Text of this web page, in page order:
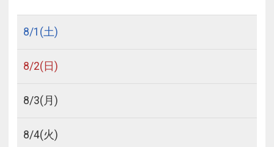
8/1 (土)
8/2(日)
8/3(月)
8/4(火)